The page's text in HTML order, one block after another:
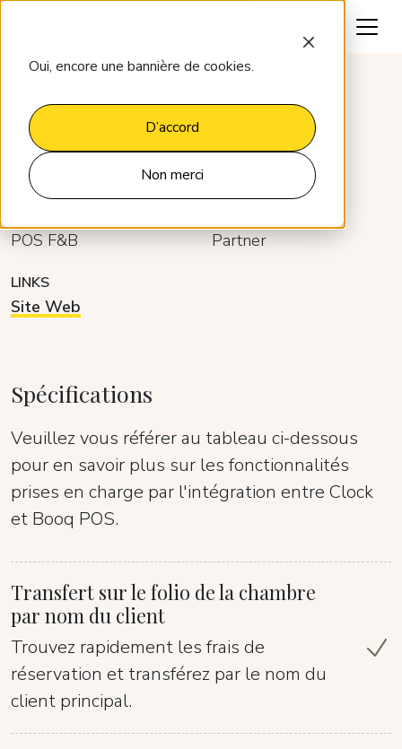
Oui, encore une bannière de cookies.
D’accord
Non merci
SOUTENU PAR OMNIBOOST
Booq POS
POS F&B Partner
LINKS
Site Web
Spécifications
Veuillez vous référer au tableau ci-dessous
pour en savoir plus sur les fonctionnalités
prises en charge par l'intégration entre Clock
et Booq POS.
Transfert sur le folio de la chambre
par nom du client
Trouvez rapidement les frais de
réservation et transférez par le nom du
client principal.